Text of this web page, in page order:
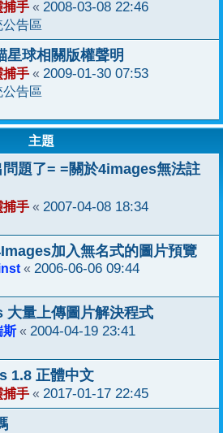
捕手 « 2008-03-08 22:46
公告區
星球相關版權聲明
捕手 « 2009-01-30 07:53
公告區
主題
題了= =關於4images無法註
捕手 « 2007-04-08 18:34
加入無名式的圖片預覽
« 2006-06-06 09:44
量上傳圖片解決程式
斯« 2004-04-19 23:41
1.8 正體中文
捕手 « 2017-01-17 22:45